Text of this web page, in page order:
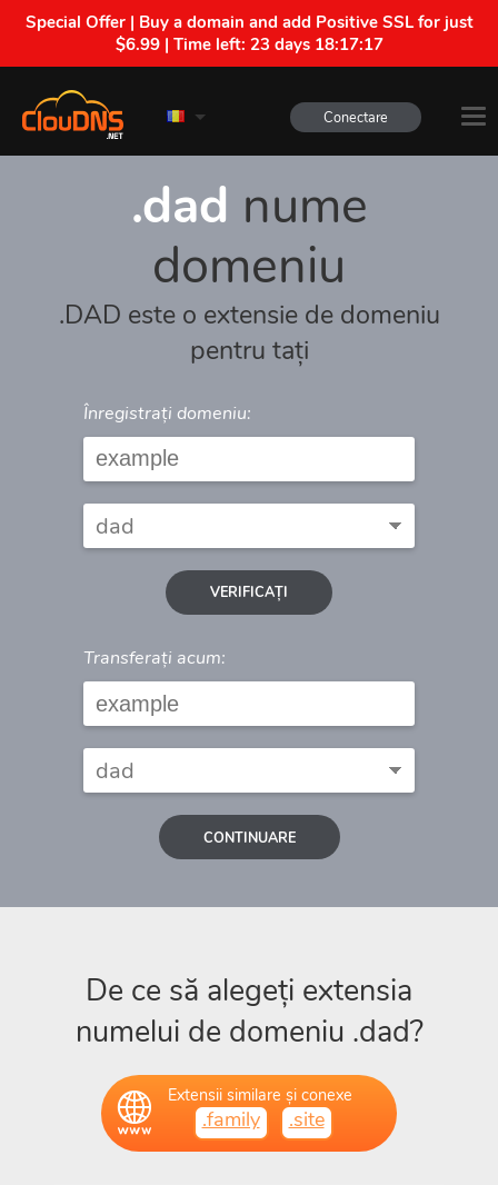
Special Offer | Buy a domain and add Positive SSL for just
$6.99 | Time left: 23 days 18:17:17
Conectare
.dad nume
domeniu
.DAD este o extensie de domeniu
pentru tați
Înregistrați domeniu:
VERIFICAȚI
Transferați acum:
CONTINUARE
De ce să alegeți extensia
numelui de domeniu .dad?
Extensii similare și conexe
.family .site